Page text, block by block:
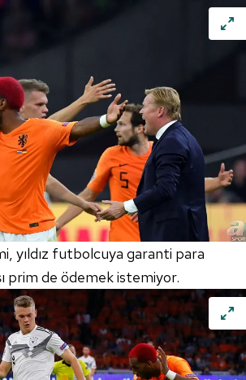
yıldız futbolcuya garanti para
prim de ödemek istemiyor.